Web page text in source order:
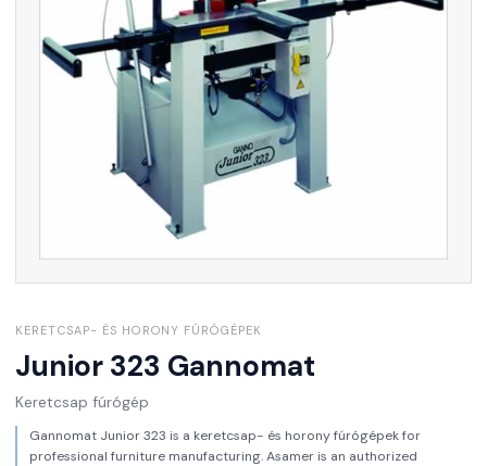
KERETCSAP- ÉS HORONY FÚRÓGÉPEK
Junior 323 Gannomat
Keretcsap fúrógép
Gannomat Junior 323 is a keretcsap- és horony fúrógépek for
professional furniture manufacturing. Asamer is an authorized